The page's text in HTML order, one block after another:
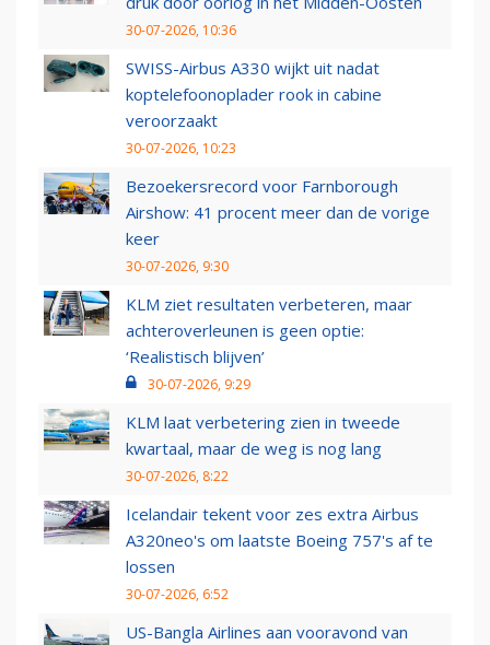
30-07-2026, 10:36
SWISS-Airbus A330 wijkt uit nadat
koptelefoonoplader rook in cabine
veroorzaakt
30-07-2026, 10:23
Bezoekersrecord voor Farnborough
Airshow: 41 procent meer dan de vorige
keer
30-07-2026, 9:30
KLM ziet resultaten verbeteren, maar
achteroverleunen is geen optie:
‘Realistisch blijven’
30-07-2026, 9:29
KLM laat verbetering zien in tweede
kwartaal, maar de weg is nog lang
30-07-2026, 8:22
Icelandair tekent voor zes extra Airbus
A320neo's om laatste Boeing 757's af te
lossen
30-07-2026, 6:52
US-Bangla Airlines aan vooravond van